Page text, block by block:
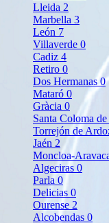
Lleida 2
Marbella 3
León 7
Villaverde 0
Cadiz 4
Retiro 0
Dos Hermanas0
Mataró 0
Gràcia 0
Santa Coloma
Torrejón de
Jaén 2
Moncloa-
Algeciras 0
Parla 0
Delicias 0
Ourense 2
Alcobendas 0